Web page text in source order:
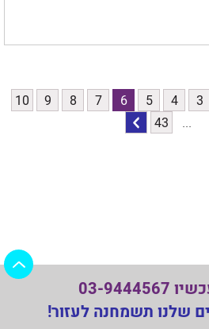
3
4
5
6
7
8
9
10
...
43
לדף
שלנו תשמחנה לעזור!